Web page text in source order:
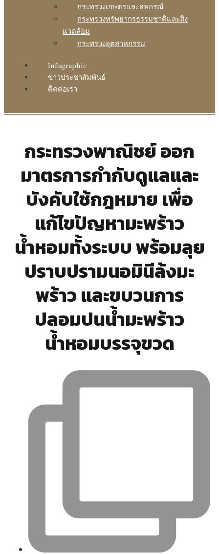
กระทรวงเกษตรและสหกรณ์
กระทรวงทรัพยากรธรรมชาติและสิง
แวดล้อม
กระทรวงอุตสาหกรรม
Infographic
ข่าวประชาสัมพันธ์
ติดต่อเรา
กระทรวงพาณิชย์ ออก
มาตรการกำกับดูแลและ
บังคับใช้กฎหมาย เพื่อ
แก้ไขปัญหามะพร้าว
น้ำหอมทั้งระบบ พร้อมลุย
ปราบปรามนอมินีล้งมะ
พร้าว และขบวนการ
ปลอมปนน้ำมะพร้าว
น้ำหอมบรรจุขวด